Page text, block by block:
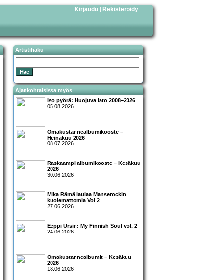
Kirjaudu | Rekisteröidy
Artistihaku
Ajankohtaisissa myös
Iso pyörä: Huojuva lato 2008–2026
05.08.2026
Omakustannealbumikooste –
Heinäkuu 2026
08.07.2026
Raskaampi albumikooste – Kesäkuu
2026
30.06.2026
Mika Rämä laulaa Manserockin
kuolemattomia Vol 2
27.06.2026
Eeppi Ursin: My Finnish Soul vol. 2
24.06.2026
Omakustannealbumit – Kesäkuu
2026
18.06.2026